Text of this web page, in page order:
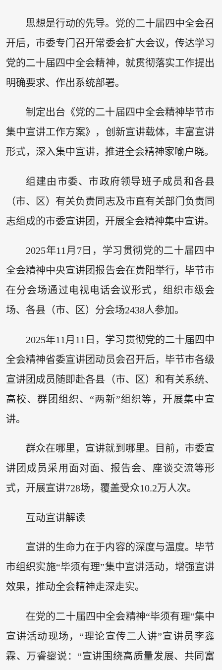
思想是行动的先导。党的二十届四中全会召
开后，市委专门召开常委会扩大会议，传达学习
党的二十届四中全会精神，就贯彻落实工作提出
明确要求、作出系统部署。
制定出台《党的二十届四中全会精神毕节市
集中宣讲工作方案》，创新宣讲载体，丰富宣讲
形式，深入集中宣讲，推进全会精神家喻户晓。
组建由市委、市政府领导班子成员和各县
（市、区）有关负责同志及市直有关部门负责同
志组成的市委宣讲团，开展全会精神集中宣讲。
2025年11月7日，学习贯彻党的二十届四中
全会精神中央宣讲团报告会在贵阳举行，毕节市
在分会场通过电视电话会议形式，组织市级会
场、各县（市、区）分会场2438人参加。
2025年11月11日，学习贯彻党的二十届四中
全会精神省委宣讲团动员会召开后，毕节市各级
宣讲团成员随即赴各县（市、区）和有关系统、
高校、群团组织、“两新”组织等，开展集中宣
讲。
群众在哪里，宣讲就到哪里。目前，市委宣
讲团成员采用面对面、报告会、座谈交流等形
式，开展宣讲728场，覆盖受众10.2万人次。
互动宣讲解读
宣讲的生命力在于内容的深度与温度。毕节
市组织实施“毕须有理”集中宣讲活动，增强宣讲
效果，推动全会精神走深走实。
在党的二十届四中全会精神“毕须有理”集中
宣讲活动现场，“理论宣传二人讲”宣讲员李鑫
霖、万睿鋆说：“宣讲围绕高质量发展、共同富